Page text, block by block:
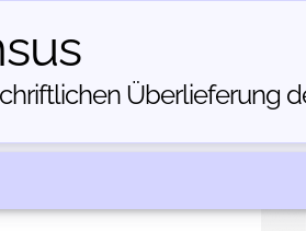
Über­lieferung